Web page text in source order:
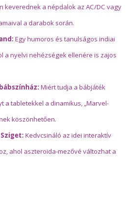
keverednek a népdalok az AC/DC vagy
a darabok során.
Egy humoros és tanulságos indiai
a nyelvi nehézségek ellenére is zajos
Miért tudja a bábjáték
a tabletekkel a dinamikus, „Marvel-
köszönhetően.
Kedvcsináló az idei interaktív
ahol aszteroida-mezővé változhat a